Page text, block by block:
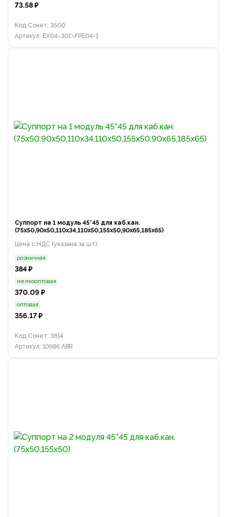
73.58 ₽
Код Сонет: 3500
Артикул: EX04-301\FPE04-1
Суппорт на 1 модуль 45*45 для каб.кан.
(75х50,90х50,110х34,110х50,155х50,90х65,185х65)
Цена с НДС (указана за шт):
розничная
384 ₽
мелкооптовая
370.09 ₽
оптовая
356.17 ₽
Код Сонет: 3814
Артикул: 10986 ABR